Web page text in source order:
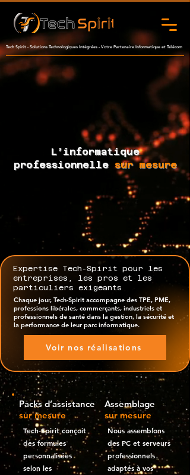
Tech Spirit - Solutions Technologiques Intégrées - Votre Partenaire Informatique et Télécom
L’informatique
professionnelle sur mesure
Expertise Tech-Spirit pour les
entreprises, les pros et les
particuliers exigeants
Chaque jour, Tech-Spirit accompagne des TPE, PME,
professions libérales, commerçants, industriels et
professionnels de santé dans la gestion, la sécurité et
la performance de leur parc informatique.
Voir nos réalisations
Packs d’assistance
sur mesure
Tech-Spirit conçoit
des formules
personnalisées
selon les
Nous assemblons
des PC et serveurs
professionnels
adaptés à vos
Assemblage
sur mesure